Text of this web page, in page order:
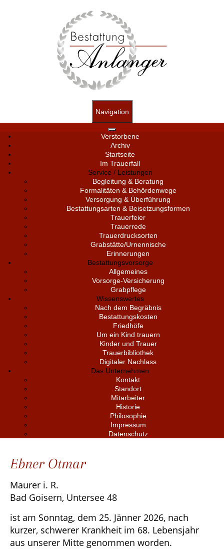
Navigation
Verstorbene
Archiv
Startseite
Im Trauerfall
Service / Leistungen
Begleitung & Beratung
Formalitäten & Behördenwege
Versorgung & Überführung
Bestattungsarten & Beisetzungsformen
Trauerfeier
Trauerrede
Trauerdrucksorten
Grabstätte/Urnennische
Erinnerungen
Bestattungsvorsorge
Allgemeines
Vorsorge-Versicherung
Grabpflege
Wissenswertes
Nach dem Begräbnis
Bestattungskosten
Friedhöfe
Um ein Kind trauern
Kinder und Trauer
Trauerbibliothek
Digitaler Nachlass
Das Unternehmen
Kontakt
Standort
Mitarbeiter
Historie
Philosophie
Impressum
Datenschutz
Ebner Otmar
Maurer i. R.
Bad Goisern, Untersee 48
ist am Sonntag, dem 25. Jänner 2026, nach
kurzer, schwerer Krankheit im 68. Lebensjahr
aus unserer Mitte genommen worden.